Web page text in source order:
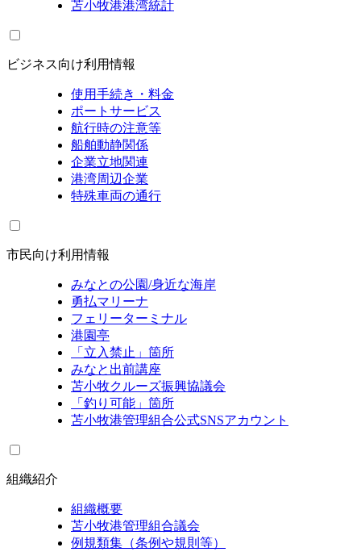
苫小牧港港湾統計
ビジネス向け利用情報
使用手続き・料金
ポートサービス
航行時の注意等
船舶動静関係
企業立地関連
港湾周辺企業
特殊車両の通行
市民向け利用情報
みなとの公園/身近な海岸
勇払マリーナ
フェリーターミナル
港園亭
「立入禁止」箇所
みなと出前講座
苫小牧クルーズ振興協議会
「釣り可能」箇所
苫小牧港管理組合公式SNSアカウント
組織紹介
組織概要
苫小牧港管理組合議会
例規類集（条例や規則等）